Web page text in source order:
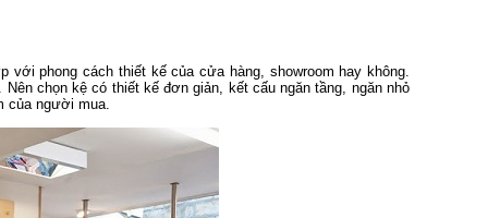
phong cách thiết kế của cửa hàng, showroom hay không.
chọn kệ có thiết kế đơn giản, kết cấu ngăn tầng, ngăn nhỏ
của người mua.